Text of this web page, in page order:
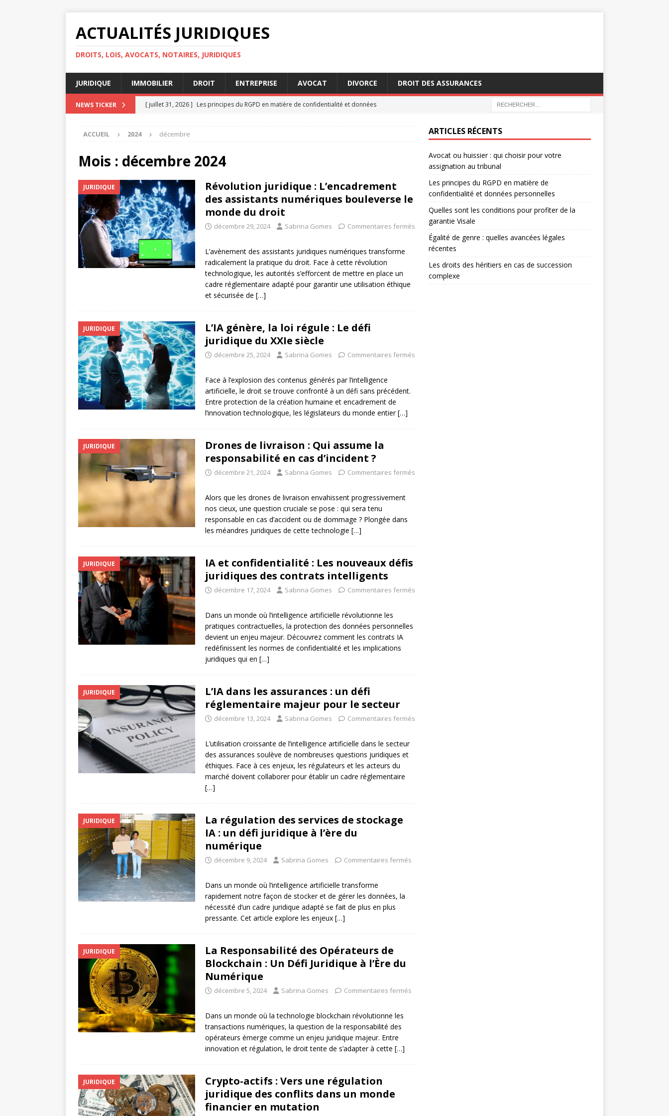
ACTUALITÉS JURIDIQUES
DROITS, LOIS, AVOCATS, NOTAIRES, JURIDIQUES
JURIDIQUE IMMOBILIER DROIT ENTREPRISE AVOCAT DIVORCE DROIT DES ASSURANCES
NEWS TICKER [ juillet 31, 2026 ] Les principes du RGPD en matière de confidentialité et données
[ juillet 30, 2026 ]
IMMOBILIER
[ juillet 27, 2026 ]
Les droits des héritiers en cas de succession complexe
DROIT
[ août 4, 2026 ] Avocat ou huissier : qui choisir pour votre assignation au tribunal
ACCUEIL 2024 décembre
Mois : décembre 2024
JURIDIQUE
Révolution juridique : L’encadrement
des assistants numériques bouleverse le
monde du droit
décembre 29, 2024 Sabrina Gomes Commentaires fermés
L’avènement des assistants juridiques numériques transforme
radicalement la pratique du droit. Face à cette révolution
technologique, les autorités s’efforcent de mettre en place un
cadre réglementaire adapté pour garantir une utilisation éthique
et sécurisée de […]
JURIDIQUE
L’IA génère, la loi régule : Le défi
juridique du XXIe siècle
décembre 25, 2024 Sabrina Gomes Commentaires fermés
Face à l’explosion des contenus générés par l’intelligence
artificielle, le droit se trouve confronté à un défi sans précédent.
Entre protection de la création humaine et encadrement de
l’innovation technologique, les législateurs du monde entier[…]
JURIDIQUE
Drones de livraison : Qui assume la
responsabilité en cas d’incident ?
décembre 21, 2024 Sabrina Gomes Commentaires fermés
Alors que les drones de livraison envahissent progressivement
nos cieux, une question cruciale se pose : qui sera tenu
responsable en cas d’accident ou de dommage ? Plongée dans
les méandres juridiques de cette technologie […]
JURIDIQUE
IA et confidentialité : Les nouveaux défis
juridiques des contrats intelligents
décembre 17, 2024 Sabrina Gomes Commentaires fermés
Dans un monde où l’intelligence artificielle révolutionne les
pratiques contractuelles, la protection des données personnelles
devient un enjeu majeur. Découvrez comment les contrats IA
redéfinissent les normes de confidentialité et les implications
juridiques qui en […]
JURIDIQUE
L’IA dans les assurances : un défi
réglementaire majeur pour le secteur
décembre 13, 2024 Sabrina Gomes Commentaires fermés
L’utilisation croissante de l’intelligence artificielle dans le secteur
des assurances soulève de nombreuses questions juridiques et
éthiques. Face à ces enjeux, les régulateurs et les acteurs du
marché doivent collaborer pour établir un cadre réglementaire
[…]
JURIDIQUE
La régulation des services de stockage
IA : un défi juridique à l’ère du
numérique
décembre 9, 2024 Sabrina Gomes Commentaires fermés
Dans un monde où l’intelligence artificielle transforme
rapidement notre façon de stocker et de gérer les données, la
nécessité d’un cadre juridique adapté se fait de plus en plus
pressante. Cet article explore les enjeux […]
JURIDIQUE
La Responsabilité des Opérateurs de
Blockchain : Un Défi Juridique à l’Ère du
Numérique
décembre 5, 2024 Sabrina Gomes Commentaires fermés
Dans un monde où la technologie blockchain révolutionne les
transactions numériques, la question de la responsabilité des
opérateurs émerge comme un enjeu juridique majeur. Entre
innovation et régulation, le droit tente de s’adapter à cette […]
JURIDIQUE
Crypto-actifs : Vers une régulation
juridique des conflits dans un monde
financier en mutation
ARTICLES RÉCENTS
Avocat ou huissier : qui choisir pour votre
assignation au tribunal
Les principes du RGPD en matière de
confidentialité et données personnelles
Quelles sont les conditions pour profiter de la
garantie Visale
Égalité de genre : quelles avancées légales
récentes
Les droits des héritiers en cas de succession
complexe